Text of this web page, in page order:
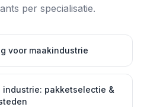
per specialisatie.
voor maakindustrie
industrie: pakketselectie &